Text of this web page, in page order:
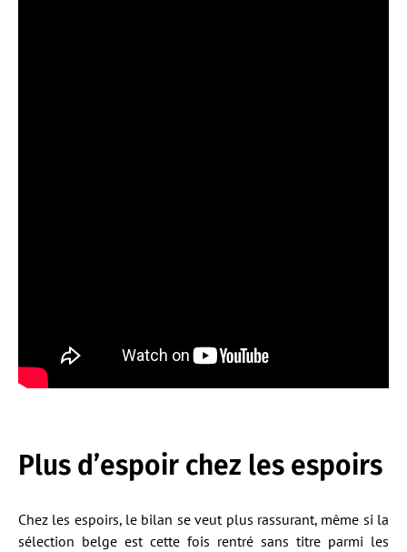
Plus d’espoir chez les espoirs
Chez les espoirs, le bilan se veut plus rassurant, même si la
sélection belge est cette fois rentré sans titre parmi les